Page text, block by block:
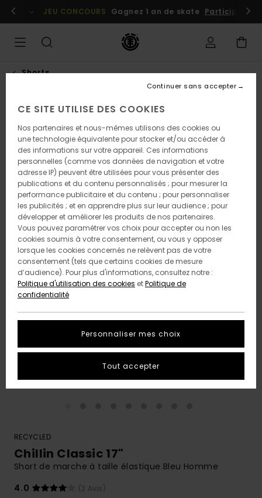
l'information
Se connecter / s'inscrire
JEU CONCOURS Gagnez 1 an de skate Participez
Shorts
RECYCLED
Chillin Classic 17"
Short de marche à taille élastique Bleu Homme
4.0
(2 Avis)
CE SITE UTILISE DES COOKIES
Nos partenaires et nous-mêmes utilisons des cookies ou
une technologie équivalente pour stocker et/ou accéder à
des informations sur votre appareil. Ces informations
personnelles (comme vos données de navigation et votre
adresse IP) peuvent être utilisées pour vous présenter des
publications et du contenu personnalisés ; pour mesurer la
performance publicitaire et du contenu ; pour personnaliser
les publicités ; et en apprendre plus sur leur audience ; pour
développer et améliorer les produits de nos partenaires.
Vous pouvez paramétrer vos choix pour accepter ou non les
cookies soumis à votre consentement, ou vous y opposer
lorsque les cookies concernés ne relèvent pas de votre
consentement (tels que certains cookies de mesure
d’audience). Pour plus d'informations, consultez notre :
Politique d'utilisation des cookies etPolitique de
confidentialité
Personnaliser mes choix
Continuer sans accepter
Tout accepter